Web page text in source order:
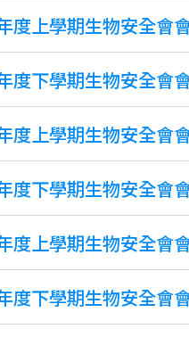
度上學期生物安全會
度下學期生物安全會
度上學期生物安全會
度下學期生物安全會
度上學期生物安全會
度下學期生物安全會